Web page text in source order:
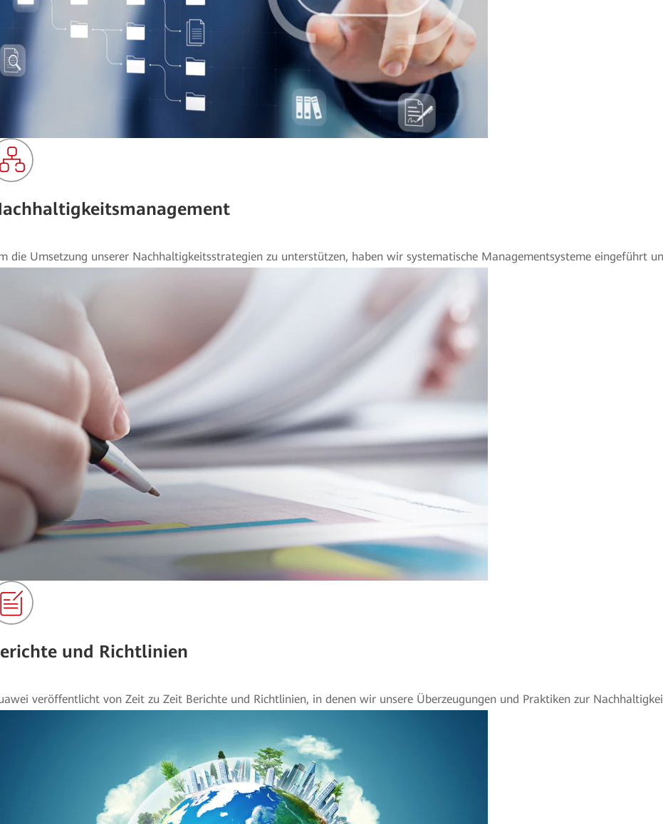
die Umsetzung unserer Nachhaltigkeitsstrategien zu unterstützen, haben wir systematische Managementsysteme eingeführt
und Richtlinien
veröffentlicht von Zeit zu Zeit Berichte und Richtlinien, in denen wir unsere Überzeugungen und Praktiken zur